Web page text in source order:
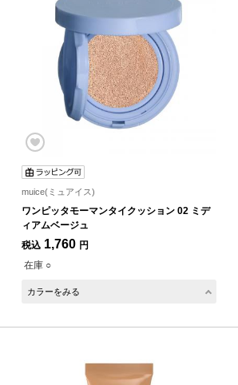
muice(ミュアイス)
ワンピッタモーマンタイクッション 02 ミデ
ィアムベージュ
税込 1,760 円
在庫 ○
カラーをみる